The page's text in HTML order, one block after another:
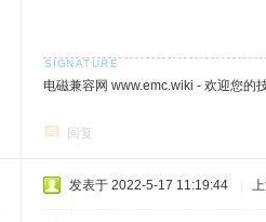
电磁兼容网 www.emc.wiki - 欢迎您的
回复
发表于 2022-5-17 11:19:44